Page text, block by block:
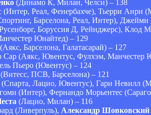
(Динамо К, Милан, Челси) – 138
(Интер, Реал, Фенербахче), Тьерри Анри
Барселона, Реал, Интер), Джейми
Боруссия Д, Рейнджерс), Клод
Юнайтед) – 129
Барселона, Галатасарай) – 127
Сар (Аякс, Ювентус, Фулхэм, Манчестер
Пьеро (Ювентус) – 124
ПСВ, Барселона) – 121
(Спарта, Лацио, Ювентус), Гари Невилл
(Интер), Фернандо Морьентес
(Лацио, Милан) – 116
(Ливерпуль), Александр Шовковский